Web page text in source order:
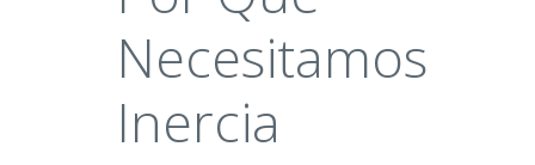
Necesitamos
Inercia